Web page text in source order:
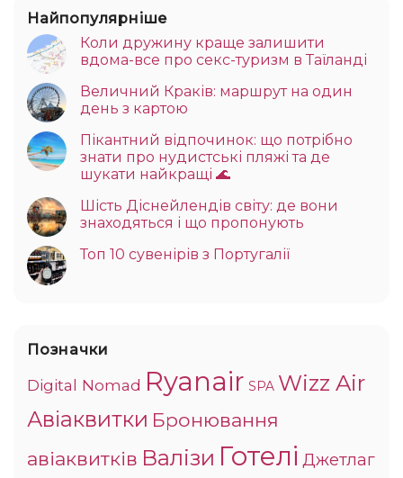
Найпопулярніше
Коли дружину краще залишити
вдома-все про секс-туризм в Таїланді
Величний Краків: маршрут на один
день з картою
Пікантний відпочинок: що потрібно
знати про нудистські пляжі та де
шукати найкращі 🌊
Шість Діснейлендів світу: де вони
знаходяться і що пропонують
Топ 10 сувенірів з Португалії
Позначки
Digital Nomad Ryanair SPA Wizz Air
Авіаквитки Бронювання
авіаквитків Валізи Готелі Джетлаг